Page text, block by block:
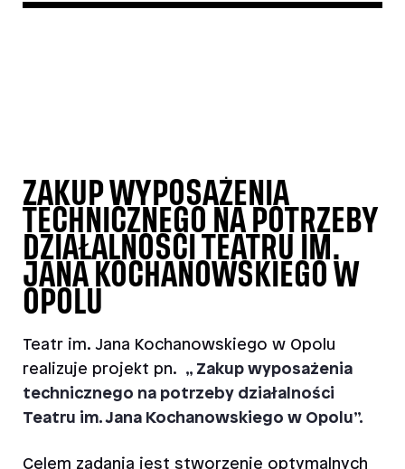
ZAKUP WYPOSAŻENIA
TECHNICZNEGO NA POTRZEBY
DZIAŁALNOŚCI TEATRU IM.
JANA KOCHANOWSKIEGO W
OPOLU
Teatr im. Jana Kochanowskiego w Opolu
realizuje projekt pn. „ Zakup wyposażenia
technicznego na potrzeby działalności
Teatru im. Jana Kochanowskiego w Opolu”.
Celem zadania jest stworzenie optymalnych